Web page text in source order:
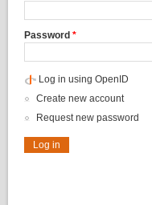
Password *
Log in using OpenID
Create new account
Request new password